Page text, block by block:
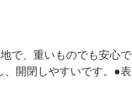
で、重いものでも安心
開閉しやすいです。●